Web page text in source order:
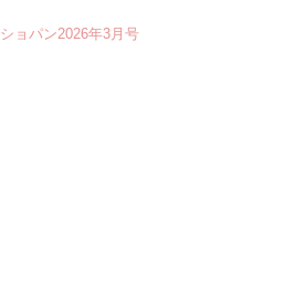
ショパン2026年3月号